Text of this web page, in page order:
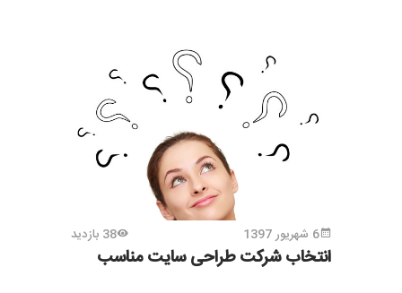
6 شهریور 1397 38 بازدید
انتخاب شرکت طراحی سایت مناسب